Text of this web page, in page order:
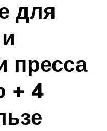
для
пресса
+ 4